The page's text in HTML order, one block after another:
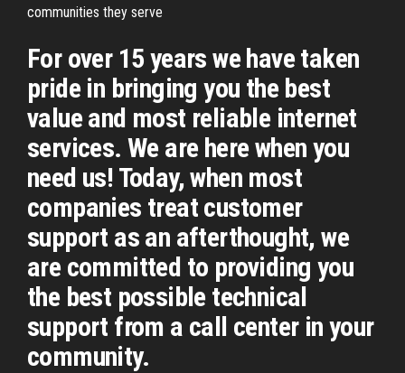
communities they serve
For over 15 years we have taken
pride in bringing you the best
value and most reliable internet
services. We are here when you
need us! Today, when most
companies treat customer
support as an afterthought, we
are committed to providing you
the best possible technical
support from a call center in your
community.